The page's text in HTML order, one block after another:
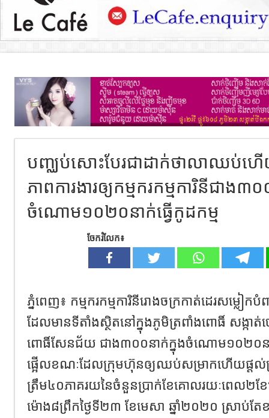
បញ្ឈប់សោះបែរជាដាក់ថាលាឈប់ហ
ភាពការងារឲ្យកម្មករកម្មការិនីជាង៣
ចំណោម១០២០នាក់ធ្វើកូដកម្ម
ចែករំលែក៖
ភ្នំពេញ៖ កម្មករកម្មការិនីរោងចក្រកាត់ដេរសម្ល
ដែលមានទីតាំងស្ថិតនៅក្នុងភូមិត្រពាំងពោធិ៍ សង្ក
ពោធិ៍សែនជ័យ ជាង៣០០នាក់ក្នុងចំណោម១០២០នាក់
ផ្អើលខណៈដែលក្រុមហ៊ុនឲ្យឈប់សម្រាកហើយផ្ដល់
ត្រឹម៤០ភាគរយនៃចំនួនប្រាក់ខែគោលរយៈពេល២
ម៉ោង៨ព្រឹកថ្ងៃទី២៣ ខែមេសា ឆ្នាំ២០២០ ស្រាប់ត